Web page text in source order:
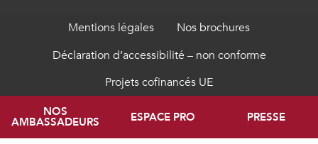
Mentions légales
Nos brochures
Déclaration d’accessibilité – non conforme
Projets cofinancés UE
NOS
AMBASSADEURS ESPACE PRO PRESSE